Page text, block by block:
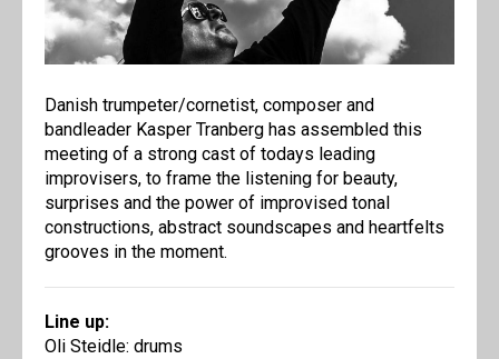
Danish trumpeter/cornetist, composer and
bandleader Kasper Tranberg has assembled this
meeting of a strong cast of todays leading
improvisers, to frame the listening for beauty,
surprises and the power of improvised tonal
constructions, abstract soundscapes and heartfelts
grooves in the moment.
Line up:
Oli Steidle: drums